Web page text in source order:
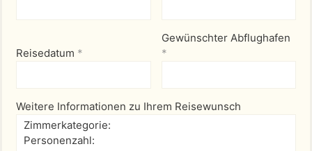
Reisedatum *
Gewünschter Abflughafen
*
Weitere Informationen zu Ihrem Reisewunsch